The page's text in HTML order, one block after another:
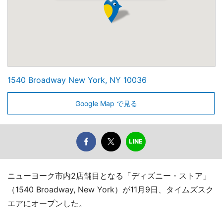
1540 Broadway New York, NY 10036
Google Map で見る
ニューヨーク市内2店舗目となる「ディズニー・ストア」
（1540 Broadway, New York）が11月9日、タイムズスク
エアにオープンした。